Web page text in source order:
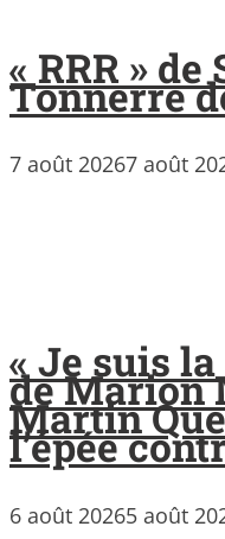
« RRR »
Tonnerre
7 août 20267 août
« Je suis
de Marion
Martin
l’épée
6 août 20265 août